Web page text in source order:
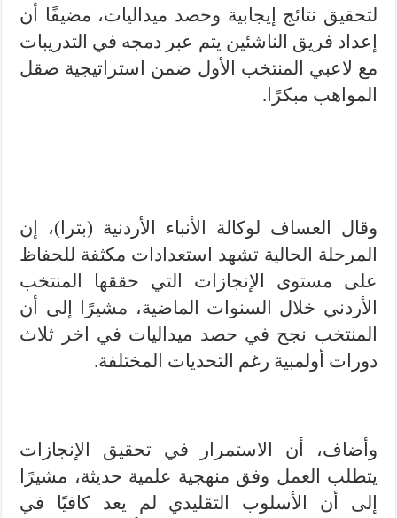
لتحقيق نتائج إيجابية وحصد ميداليات، مضيفًا أن
إعداد فريق الناشئين يتم عبر دمجه في التدريبات
مع لاعبي المنتخب الأول ضمن استراتيجية صقل
المواهب مبكرًا.
وقال العساف لوكالة الأنباء الأردنية (بترا)، إن
المرحلة الحالية تشهد استعدادات مكثفة للحفاظ
على مستوى الإنجازات التي حققها المنتخب
الأردني خلال السنوات الماضية، مشيرًا إلى أن
المنتخب نجح في حصد ميداليات في اخر ثلاث
دورات أولمبية رغم التحديات المختلفة.
وأضاف، أن الاستمرار في تحقيق الإنجازات
يتطلب العمل وفق منهجية علمية حديثة، مشيرًا
إلى أن الأسلوب التقليدي لم يعد كافيًا في